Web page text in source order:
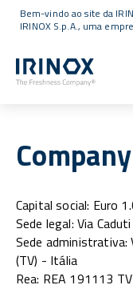
Bem-vindo ao site da
IRINOX S.p.A., uma
Capital social: Euro
Sede legal: Via
Sede administrativa:
(TV) - Itália
Rea: REA 191113 TV